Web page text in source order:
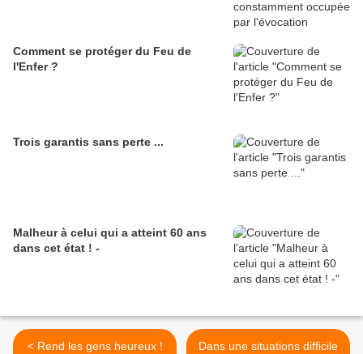
Comment se protéger du Feu de
l'Enfer ?
Trois garantis sans perte ...
Malheur à celui qui a atteint 60 ans
dans cet état ! -
< Rend les gens heureux !
Dans une situations difficile